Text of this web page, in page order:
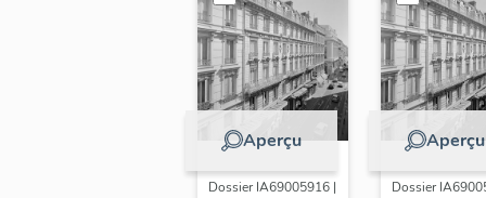
Aperçu
Dossier IA69005916 |
Aperçu
Dossier